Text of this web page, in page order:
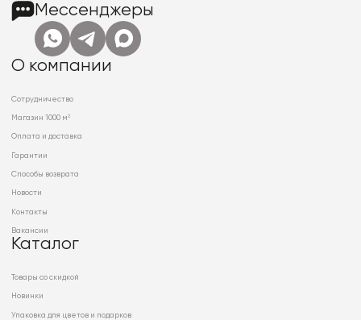
Мессенджеры
О компании
Сотрудничество
Магазин 1000 м²
Оплата и доставка
Гарантии
Способы возврата
Новости
Контакты
Вакансии
Каталог
Товары со скидкой
Новинки
Упаковка для цветов и подарков